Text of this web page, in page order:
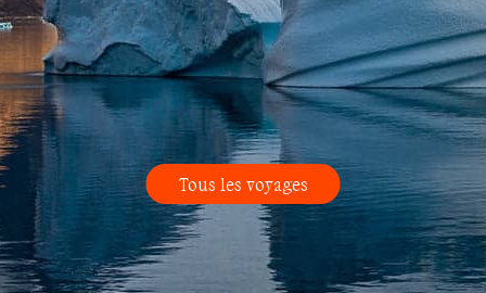
Tous les voyages